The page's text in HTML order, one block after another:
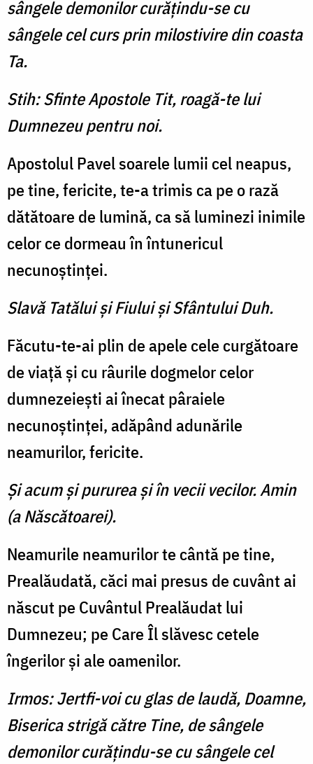
sângele demonilor curăţindu-se cu
sângele cel curs prin milostivire din coasta
Ta.
Stih: Sfinte Apostole Tit, roagă-te lui
Dumnezeu pentru noi.
Apostolul Pavel soarele lumii cel neapus,
pe tine, fericite, te-a trimis ca pe o rază
dătătoare de lumină, ca să luminezi inimile
celor ce dormeau în întunericul
necunoştinţei.
Slavă Tatălui şi Fiului şi Sfântului Duh.
Făcutu-te-ai plin de apele cele curgătoare
de viaţă şi cu râurile dogmelor celor
dumnezeieşti ai înecat pâraiele
necunoştinţei, adăpând adunările
neamurilor, fericite.
Şi acum şi pururea şi în vecii vecilor. Amin
(a Născătoarei).
Neamurile neamurilor te cântă pe tine,
Prealăudată, căci mai presus de cuvânt ai
născut pe Cuvântul Prealăudat lui
Dumnezeu; pe Care Îl slăvesc cetele
îngerilor şi ale oamenilor.
Irmos: Jertfi-voi cu glas de laudă, Doamne,
Biserica strigă către Tine, de sângele
demonilor curăţindu-se cu sângele cel